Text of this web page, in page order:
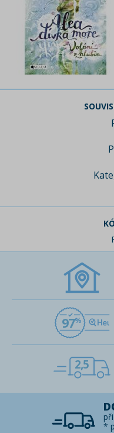
97
2,5
*